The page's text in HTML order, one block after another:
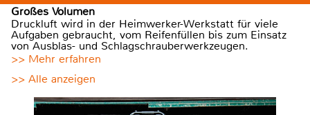
Großes Volumen
Druckluft wird in der Heimwerker-Werkstatt für viele
Aufgaben gebraucht, vom Reifenfüllen bis zum Einsatz
von Ausblas- und Schlagschrauberwerkzeugen.
>> Mehr erfahren
>> Alle anzeigen